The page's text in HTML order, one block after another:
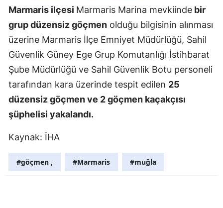
Siirt
Sinop
Tokat
Marmaris ilçesi Marmaris Marina mevkiinde bir
grup düzensiz göçmen olduğu bilgisinin alınması
üzerine Marmaris İlçe Emniyet Müdürlüğü, Sahil
Güvenlik Güney Ege Grup Komutanlığı İstihbarat
Şube Müdürlüğü ve Sahil Güvenlik Botu personeli
tarafından kara üzerinde tespit edilen 25
düzensiz göçmen ve 2 göçmen kaçakçısı
şüphelisi yakalandı.
Kaynak: İHA
#göçmen , #Marmaris #muğla